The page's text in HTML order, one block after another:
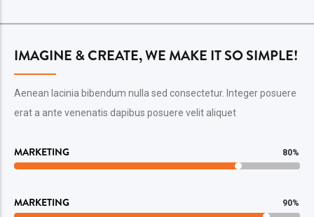
IMAGINE & CREATE, WE MAKE IT SO SIMPLE!
Aenean lacinia bibendum nulla sed consectetur. Integer posuere
erat a ante venenatis dapibus posuere velit aliquet
MARKETING 80%
MARKETING 90%